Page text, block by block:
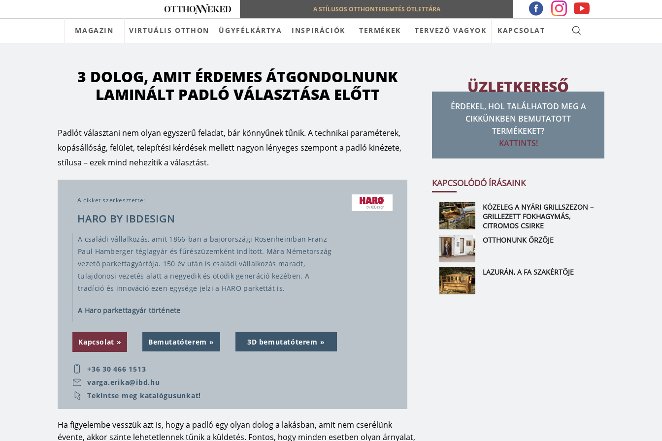
A STÍLUSOS OTTHONTEREMTÉS ÖTLETTÁRA
MAGAZIN VIRTUÁLIS OTTHON ÜGYFÉLKÁRTYA INSPIRÁCIÓK TERMÉKEK TERVEZŐ VAGYOK KAPCSOLAT
3 DOLOG, AMIT ÉRDEMES ÁTGONDOLNUNK
LAMINÁLT PADLÓ VÁLASZTÁSA ELŐTT
Padlót választani nem olyan egyszerű feladat, bár könnyűnek tűnik. A technikai paraméterek,
kopásállóság, felület, telepítési kérdések mellett nagyon lényeges szempont a padló kinézete,
stílusa – ezek mind nehezítik a választást.
A cikket szerkesztette:
HARO BY IBDESIGN
A családi vállalkozás, amit 1866-ban a bajorországi Rosenheimban Franz
Paul Hamberger téglagyár és fűrészüzemként indított. Mára Németország
vezető parkettagyártója. 150 év után is családi vállalkozás maradt,
tulajdonosi vezetés alatt a negyedik és ötödik generáció kezében. A
tradíció és innováció ezen egysége jelzi a HARO parkettát is.
A Haro parkettagyár története
Az értékes fából, ami rendezett erdőgazdálkodásból származik, a
legmodernebb innovatív gyártási technológiákkal, kiváló parketta készül,
A HARO TRITTY laminált padlóburkoló választásával az Ön előnye közel 150
éves fa megmunkálásból származó tudásunkból és 60 éves többrétegű
melyek szinte megkülönböztethetetlenek a valódi parkettától. A
Kapcsolat Bemutatóterem 3D bemutatóterem
+36 30 466 1513
varga.erika@ibd.hu
Tekintse meg katalógusunkat!
Ha figyelembe vesszük azt is, hogy a padló egy olyan dolog a lakásban, amit nem cserélünk
évente, akkor szinte lehetetlennek tűnik a küldetés. Fontos, hogy minden esetben olyan árnyalat,
ÜZLETKERESŐ
ÉRDEKEL, HOL TALÁLHATOD MEG A
CIKKÜNKBEN BEMUTATOTT
TERMÉKEKET?
KATTINTS!
KAPCSOLÓDÓ ÍRÁSAINK
KÖZELEG A NYÁRI GRILLSZEZON –
GRILLEZETT FOKHAGYMÁS,
CITROMOS CSIRKE
OTTHONUNK ŐRZŐJE
LAZURÁN, A FA SZAKÉRTŐJE